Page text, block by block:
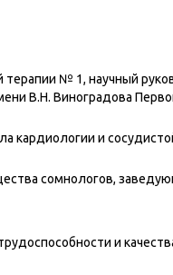
терапии № 1, научный
В.Н. Виноградова
кардиологии и
сомнологов,
и